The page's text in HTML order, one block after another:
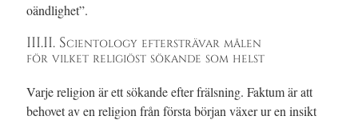
oändlighet”.
III.II. Scientology eftersträvar målen
för vilket religiöst sökande som helst
Varje religion är ett sökande efter frälsning. Faktum är att
behovet av en religion från första början växer ur en insikt